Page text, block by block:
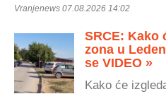
Vranjenews 07.08.2026 14:02
SRCE: Kako
zona u
se VIDEO »
Kako će